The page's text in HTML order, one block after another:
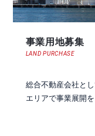
事業用地募集
LAND PURCHASE
総合不動産会社と
エリアで事業展開を